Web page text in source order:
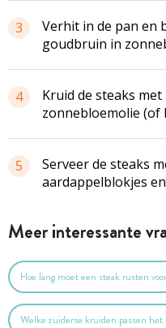
3
Verhit in de pan en
goudbruin in
4
Kruid de steaks
zonnebloemolie (of
5 Serveer de steaks
aardappelblokjes
Meer interessante
Hoe lang moet een steak rusten
Welke zuiderse kruiden passen